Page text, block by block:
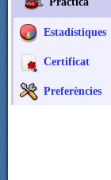
Estadístiques
Certificat
Preferències